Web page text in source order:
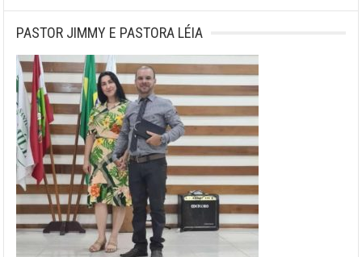
PASTOR JIMMY E PASTORA LÉIA